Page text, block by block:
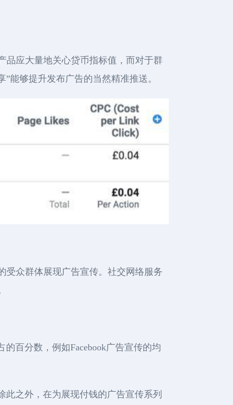
品应大量地关心贷币指标值，而对于群
能够提升发布广告的当然精准推送。
受众群体展现广告宣传。社交网络服务
百分数，例如Facebook广告宣传的均
之外，在为展现付钱的广告宣传系列